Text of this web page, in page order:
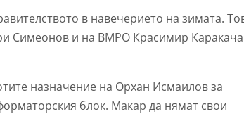
в навечерието на зимата.
Симеонов и на ВМРО Красимир
назначение на Орхан Исмаилов за
блок. Макар да нямат свои